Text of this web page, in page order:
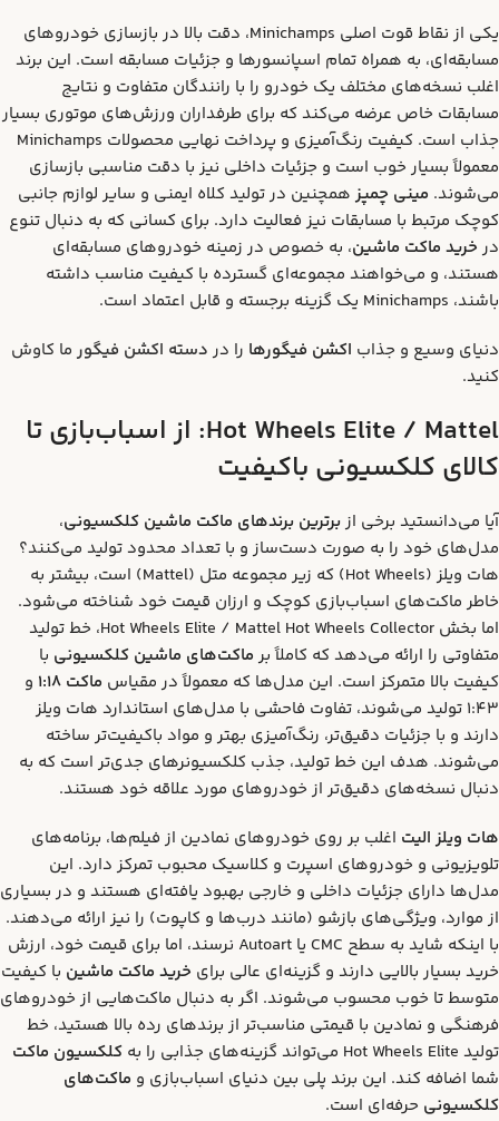
یکی از نقاط قوت اصلی Minichamps، دقت بالا در بازسازی خودروهای
مسابقه‌ای، به همراه تمام اسپانسورها و جزئیات مسابقه است. این برند
اغلب نسخه‌های مختلف یک خودرو را با رانندگان متفاوت و نتایج
مسابقات خاص عرضه می‌کند که برای طرفداران ورزش‌های موتوری بسیار
جذاب است. کیفیت رنگ‌آمیزی و پرداخت نهایی محصولات Minichamps
معمولاً بسیار خوب است و جزئیات داخلی نیز با دقت مناسبی بازسازی
می‌شوند. مینی چمپزهمچنین در تولید کلاه ایمنی و سایر لوازم جانبی
کوچک مرتبط با مسابقات نیز فعالیت دارد. برای کسانی که به دنبال تنوع
در خرید ماکت ماشین، به خصوص در زمینه خودروهای مسابقه‌ای
هستند، و می‌خواهند مجموعه‌ای گسترده با کیفیت مناسب داشته
باشند، Minichamps یک گزینه برجسته و قابل اعتماد است.
دنیای وسیع و جذاب اکشن فیگورها را در دسته اکشن فیگور ما کاوش
کنید.
Hot Wheels Elite / Mattel: از اسباب‌بازی تا
کالای کلکسیونی باکیفیت
آیا می‌دانستید برخی ازبرترین برندهای ماکت ماشین کلکسیونی،
مدل‌های خود را به صورت دست‌ساز و با تعداد محدود تولید می‌کنند؟
هات ویلز (Hot Wheels) که زیر مجموعه متل (Mattel) است، بیشتر به
خاطر ماکت‌های اسباب‌بازی کوچک و ارزان قیمت خود شناخته می‌شود.
اما بخش Hot Wheels Elite / Mattel Hot Wheels Collector، خط تولید
متفاوتی را ارائه می‌دهد که کاملاً بر ماکت‌های ماشین کلکسیونی با
کیفیت بالا متمرکز است. این مدل‌ها که معمولاً در مقیاس ماکت 1:18
و
1:43 تولید می‌شوند، تفاوت فاحشی با مدل‌های استاندارد هات ویلز
دارند و با جزئیات دقیق‌تر، رنگ‌آمیزی بهتر و مواد باکیفیت‌تر ساخته
می‌شوند. هدف این خط تولید، جذب کلکسیونرهای جدی‌تر است که به
دنبال نسخه‌های دقیق‌تر از خودروهای مورد علاقه خود هستند.
هات ویلز الیت اغلب بر روی خودروهای نمادین از فیلم‌ها، برنامه‌های
تلویزیونی و خودروهای اسپرت و کلاسیک محبوب تمرکز دارد. این
مدل‌ها دارای جزئیات داخلی و خارجی بهبود یافته‌ای هستند و در بسیاری
از موارد، ویژگی‌های بازشو (مانند درب‌ها و کاپوت) را نیز ارائه می‌دهند.
با اینکه شاید به سطح CMC یا Autoart نرسند، اما برای قیمت خود، ارزش
خرید بسیار بالایی دارند و گزینه‌ای عالی برای خرید ماکت ماشین با کیفیت
متوسط تا خوب محسوب می‌شوند. اگر به دنبال ماکت‌هایی از خودروهای
فرهنگی و نمادین با قیمتی مناسب‌تر از برندهای رده بالا هستید، خط
تولید Hot Wheels Elite می‌تواند گزینه‌های جذابی را به
کلکسیون ماکت
شما اضافه کند. این برند پلی بین دنیای اسباب‌بازی و ماکت‌های
کلکسیونی حرفه‌ای است.